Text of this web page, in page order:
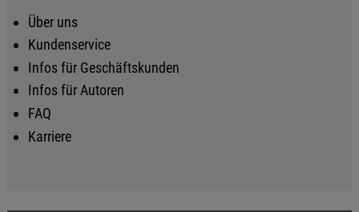
Über uns
Kundenservice
Infos für Geschäftskunden
Infos für Autoren
FAQ
Karriere